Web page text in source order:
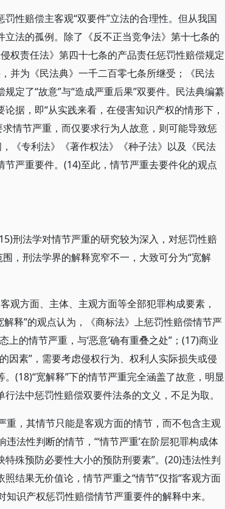
性赔偿主客观“双要件”立法的合理性。但从我国
法的孤例。除了《反不正当竞争法》第十七条的
权责任法》第四十七条的产品责任惩罚性赔偿规定
并为《民法典》一千二百零七条所继受；《民法
定了“故意”与“造成严重后果”双要件。民法典编纂
据，即“从实践来看，在侵害知识产权的情形下，
情节严重，而仅要求行为人故意，则可能导致惩
《专利法》《著作权法》《种子法》以及《民法
严重要件。(14)至此，情节严重去要件化的观点
刑法学对情节严重的研究较为深入，对惩罚性赔
，刑法学界的解释宽窄不一，大致可分为“宽解
观方面、主体、主观方面等全部犯罪构成要素，
释”的观点认为，《商标法》上惩罚性赔偿情节严
的情节严重，与‘恶意’确有重叠之处”；(17)商业
因素”，需要考虑侵权行为、权利人实际损失或侵
(18)“宽解释”下的情节严重完全涵盖了故意，明显
法中惩罚性赔偿双要件法条的文义，不足为取。
重，其情节只能是客观方面的情节，而不包含主观
法性判断的情节，“‘情节严重’在阶层犯罪构成体
殊预防必要性大小的预防刑要素”。(20)违法性判
结果无价值论，情节严重之“情节”仅指“客观方面
识产权惩罚性赔偿情节严重要件的解释中来。